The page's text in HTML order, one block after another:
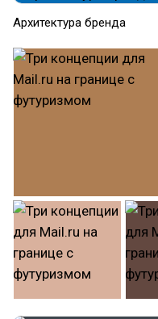
Архитектура бренда